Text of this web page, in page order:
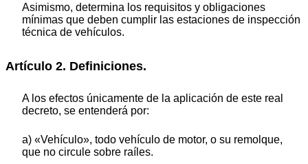
Asimismo, determina los requisitos y obligaciones
mínimas que deben cumplir las estaciones de inspección
técnica de vehículos.
Artículo 2. Definiciones.
A los efectos únicamente de la aplicación de este real
decreto, se entenderá por:
a) «Vehículo», todo vehículo de motor, o su remolque,
que no circule sobre raíles.